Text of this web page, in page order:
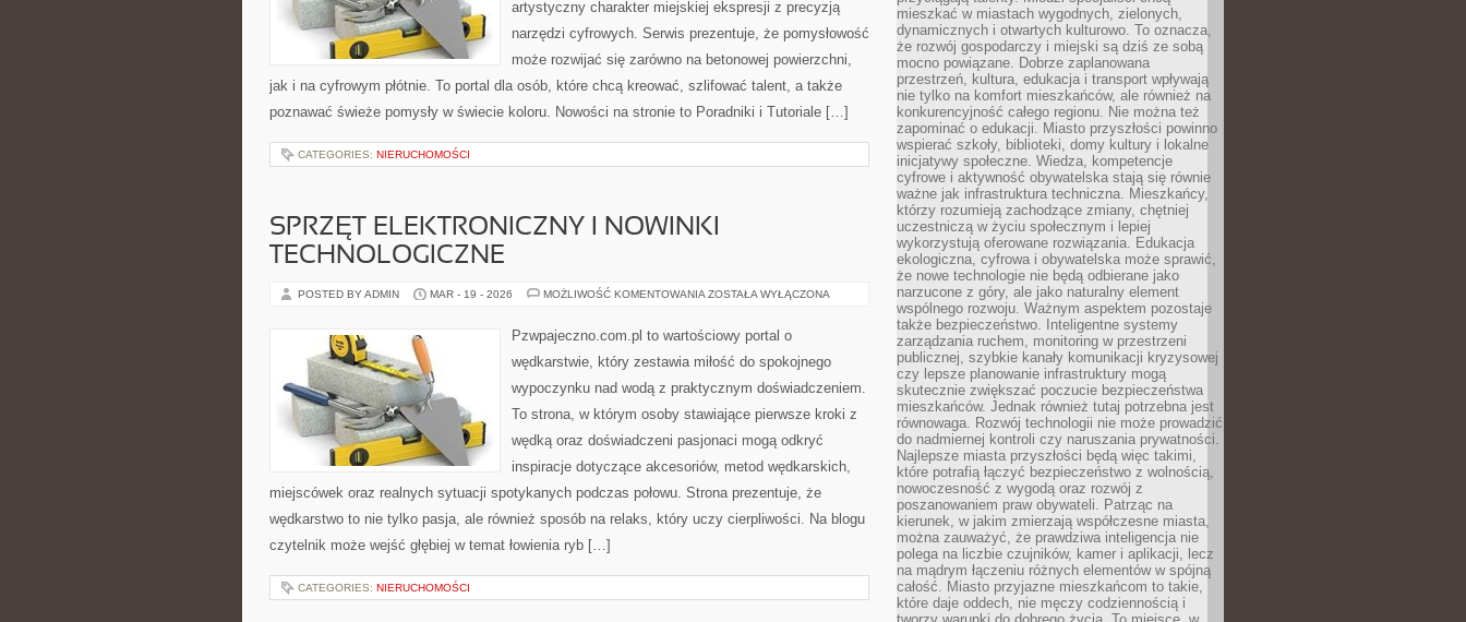
artystyczny charakter miejskiej ekspresji z precyzją
narzędzi cyfrowych. Serwis prezentuje, że pomysłowość
może rozwijać się zarówno na betonowej powierzchni,
jak i na cyfrowym płótnie. To portal dla osób, które chcą kreować, szlifować talent, a także
poznawać świeże pomysły w świecie koloru. Nowości na stronie to Poradniki i Tutoriale […]
CATEGORIES: NIERUCHOMOŚCI
SPRZĘT ELEKTRONICZNY I NOWINKI
TECHNOLOGICZNE
POSTED BY ADMIN MAR - 19 - 2026 MOŻLIWOŚĆ KOMENTOWANIA SPRZĘT
NOWINKI
TECHNOLOGICZNE
ZOSTAŁA WYŁĄCZONA
Pzwpajeczno.com.pl to wartościowy portal o
wędkarstwie, który zestawia miłość do spokojnego
wypoczynku nad wodą z praktycznym doświadczeniem.
To strona, w którym osoby stawiające pierwsze kroki z
wędką oraz doświadczeni pasjonaci mogą odkryć
inspiracje dotyczące akcesoriów, metod wędkarskich,
miejscówek oraz realnych sytuacji spotykanych podczas połowu. Strona prezentuje, że
wędkarstwo to nie tylko pasja, ale również sposób na relaks, który uczy cierpliwości. Na blogu
czytelnik może wejść głębiej w temat łowienia ryb […]
CATEGORIES: NIERUCHOMOŚCI
mieszkać w miastach wygodnych, zielonych,
dynamicznych i otwartych kulturowo. To oznacza,
że rozwój gospodarczy i miejski są dziś ze sobą
mocno powiązane. Dobrze zaplanowana
przestrzeń, kultura, edukacja i transport wpływają
nie tylko na komfort mieszkańców, ale również na
konkurencyjność całego regionu. Nie można też
zapominać o edukacji. Miasto przyszłości powinno
wspierać szkoły, biblioteki, domy kultury i lokalne
inicjatywy społeczne. Wiedza, kompetencje
cyfrowe i aktywność obywatelska stają się równie
ważne jak infrastruktura techniczna. Mieszkańcy,
którzy rozumieją zachodzące zmiany, chętniej
uczestniczą w życiu społecznym i lepiej
wykorzystują oferowane rozwiązania. Edukacja
ekologiczna, cyfrowa i obywatelska może sprawić,
że nowe technologie nie będą odbierane jako
narzucone z góry, ale jako naturalny element
wspólnego rozwoju. Ważnym aspektem pozostaje
także bezpieczeństwo. Inteligentne systemy
zarządzania ruchem, monitoring w przestrzeni
publicznej, szybkie kanały komunikacji kryzysowej
czy lepsze planowanie infrastruktury mogą
skutecznie zwiększać poczucie bezpieczeństwa
mieszkańców. Jednak również tutaj potrzebna jest
równowaga. Rozwój technologii nie może prowadzić
do nadmiernej kontroli czy naruszania prywatności.
Najlepsze miasta przyszłości będą więc takimi,
które potrafią łączyć bezpieczeństwo z wolnością,
nowoczesność z wygodą oraz rozwój z
poszanowaniem praw obywateli. Patrząc na
kierunek, w jakim zmierzają współczesne miasta,
można zauważyć, że prawdziwa inteligencja nie
polega na liczbie czujników, kamer i aplikacji, lecz
na mądrym łączeniu różnych elementów w spójną
całość. Miasto przyjazne mieszkańcom to takie,
które daje oddech, nie męczy codziennością i